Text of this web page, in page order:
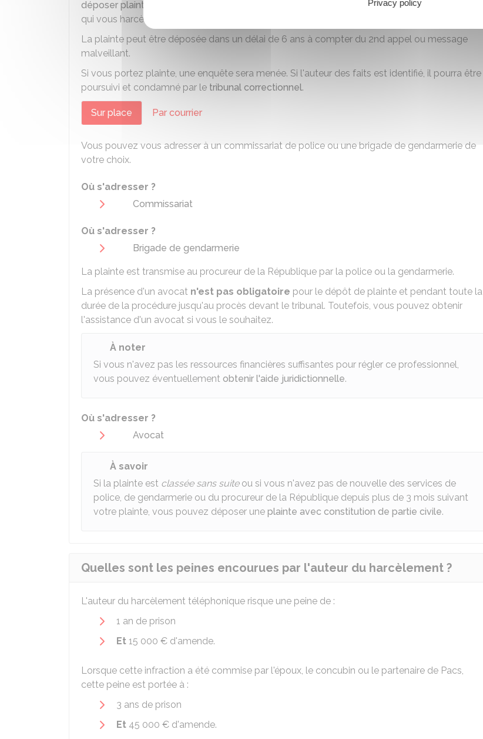
déposer plainte
contre l'auteur des faits. Si vous ne connaissez pas l'identité de la personne
qui vous harcèle, vous pouvez porter plainte contre X.
La plainte peut être déposée dans un délai de 6 ans à compter du 2nd appel ou message
malveillant.
Si vous portez plainte, une enquête sera menée. Si l'auteur des faits est identifié, il pourra être
poursuivi et condamné par le tribunal correctionnel.
Sur place Par courrier
Vous pouvez vous adresser à un commissariat de police ou une brigade de gendarmerie de
votre choix.
Où s'adresser ?
Commissariat
Où s'adresser ?
Brigade de gendarmerie
La plainte est transmise au procureur de la République par la police ou la gendarmerie.
La présence d'un avocat n'est pas obligatoire pour le dépôt de plainte et pendant toute la
durée de la procédure jusqu'au procès devant le tribunal. Toutefois, vous pouvez obtenir
l'assistance d'un avocat si vous le souhaitez.
À noter
Si vous n'avez pas les ressources financières suffisantes pour régler ce professionnel,
vous pouvez éventuellement obtenir l'aide juridictionnelle.
Où s'adresser ?
Avocat
À savoir
Si la plainte est classée sans suiteou si vous n'avez pas de nouvelle des services de
police, de gendarmerie ou du procureur de la République depuis plus de 3 mois suivant
votre plainte, vous pouvez déposer une plainte avec constitution de partie civile.
Quelles sont les peines encourues par l'auteur du harcèlement ?
L'auteur du harcèlement téléphonique risque une peine de :
1 an de prison
Et 15 000 € d'amende.
Lorsque cette infraction a été commise par l'époux, le concubin ou le partenaire de Pacs,
cette peine est portée à :
3 ans de prison
Et 45 000 € d'amende.
Privacy policy